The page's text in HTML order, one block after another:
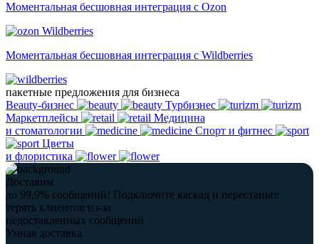
Моментальная бесшовная интеграция с Ozon
Wildberries
Моментальная бесшовная интеграция с Wildberries
пакетные предложения для бизнеса
Beauty-бизнес
Турбизнес
Маркетплейсы
Медицина
и стоматологии
Спорт и фитнес
Цветы
и флористика
Доставим
до 99,9% сообщений! Подключите каскад и перестаньте
терять клиентов из-за
недоставленных сообщений
Умная доставка